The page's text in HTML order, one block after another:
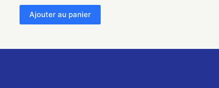
Ajouter au panier